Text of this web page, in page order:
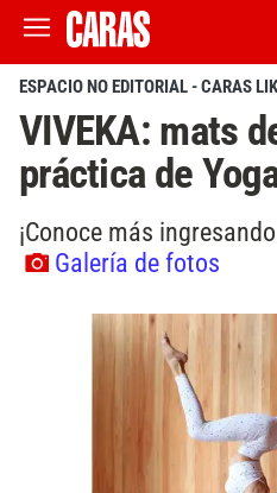
ESPACIO NO EDITORIAL - CARAS
VIVEKA: mats
práctica de
¡Conoce más
Galería de fotos